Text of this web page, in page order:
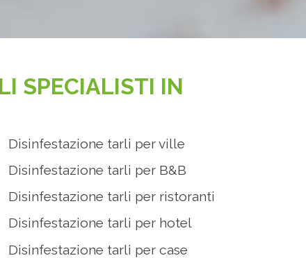
SPECIALISTI IN
Disinfestazione tarli per ville
Disinfestazione tarli per B&B
Disinfestazione tarli per ristoranti
Disinfestazione tarli per hotel
Disinfestazione tarli per case